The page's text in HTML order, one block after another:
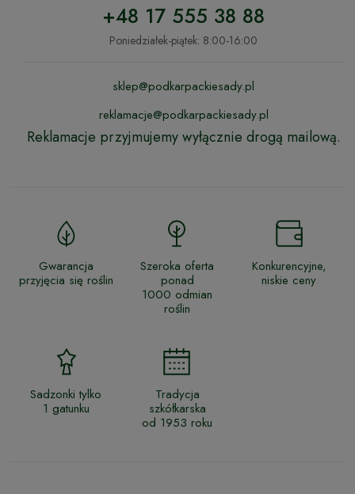
+48 17 555 38 88
Poniedziałek-piątek: 8:00-16:00
sklep@podkarpackiesady.pl
reklamacje@podkarpackiesady.pl
Reklamacje przyjmujemy wyłącznie drogą mailową.
Gwarancja
przyjęcia się roślin
Szeroka oferta
ponad
1000 odmian
roślin
Konkurencyjne,
niskie ceny
Sadzonki tylko
1 gatunku
Tradycja
szkółkarska
od 1953 roku